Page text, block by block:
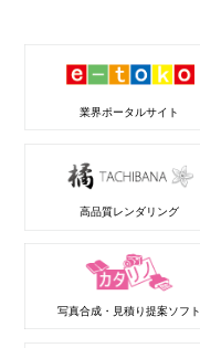
業界ポータルサイト
高品質レンダリング
写真合成・見積り提案ソフト